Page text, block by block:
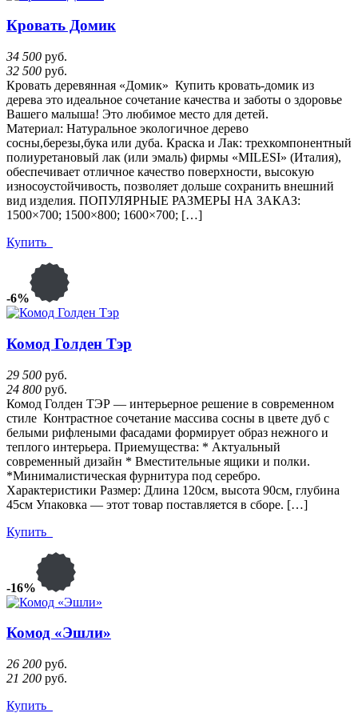
Кровать Домик
34 500 руб.
32 500 руб.
Кровать деревянная «Домик» Купить кровать-домик из
дерева это идеальное сочетание качества и заботы о здоровье
Вашего малыша! Это любимое место для детей.
Материал: Натуральное экологичное дерево
сосны,березы,бука или дуба. Краска и Лак: трехкомпонентный
полиуретановый лак (или эмаль) фирмы «MILESI» (Италия),
обеспечивает отличное качество поверхности, высокую
износоустойчивость, позволяет дольше сохранить внешний
вид изделия. ПОПУЛЯРНЫЕ РАЗМЕРЫ НА ЗАКАЗ:
1500×700; 1500×800; 1600×700; […]
Купить
-6%
Комод Голден Тэр
29 500 руб.
24 800 руб.
Комод Голден ТЭР — интерьерное решение в современном
стиле Контрастное сочетание массива сосны в цвете дуб с
белыми рифлеными фасадами формирует образ нежного и
теплого интерьера. Приемущества: * Актуальный
современный дизайн * Вместительные ящики и полки.
*Минималистическая фурнитура под серебро.
Характеристики Размер: Длина 120см, высота 90см, глубина
45см Упаковка — этот товар поставляется в сборе. […]
Купить
-16%
Комод «Эшли»
26 200 руб.
21 200 руб.
Купить